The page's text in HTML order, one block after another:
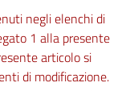
negli elenchi di
1 alla presente
articolo si
di modificazione.